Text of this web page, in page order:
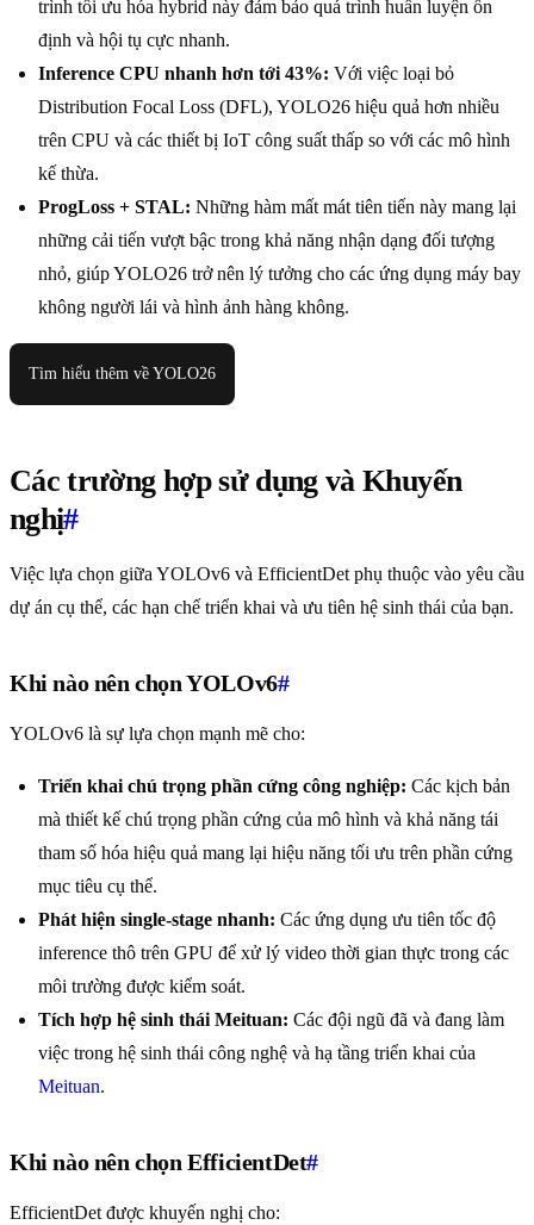
trình tối ưu hóa hybrid này đảm bảo quá trình huấn luyện ổn
định và hội tụ cực nhanh.
Inference CPU nhanh hơn tới 43%: Với việc loại bỏ
Distribution Focal Loss (DFL), YOLO26 hiệu quả hơn nhiều
trên CPU và các thiết bị IoT công suất thấp so với các mô hình
kế thừa.
ProgLoss + STAL: Những hàm mất mát tiên tiến này mang lại
những cải tiến vượt bậc trong khả năng nhận dạng đối tượng
nhỏ, giúp YOLO26 trở nên lý tưởng cho các ứng dụng máy bay
không người lái và hình ảnh hàng không.
Tìm hiểu thêm về YOLO26
Các trường hợp sử dụng và Khuyến
nghị#
Việc lựa chọn giữa YOLOv6 và EfficientDet phụ thuộc vào yêu cầu
dự án cụ thể, các hạn chế triển khai và ưu tiên hệ sinh thái của bạn.
Khi nào nên chọn YOLOv6#
YOLOv6 là sự lựa chọn mạnh mẽ cho:
Triển khai chú trọng phần cứng công nghiệp: Các kịch bản
mà thiết kế chú trọng phần cứng của mô hình và khả năng tái
tham số hóa hiệu quả mang lại hiệu năng tối ưu trên phần cứng
mục tiêu cụ thể.
Phát hiện single-stage nhanh: Các ứng dụng ưu tiên tốc độ
inference thô trên GPU để xử lý video thời gian thực trong các
môi trường được kiểm soát.
Tích hợp hệ sinh thái Meituan: Các đội ngũ đã và đang làm
việc trong hệ sinh thái công nghệ và hạ tầng triển khai của
Meituan.
Khi nào nên chọn EfficientDet#
EfficientDet được khuyến nghị cho: